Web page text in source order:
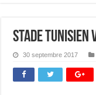
Stade Tunisien
30 septembre 2017